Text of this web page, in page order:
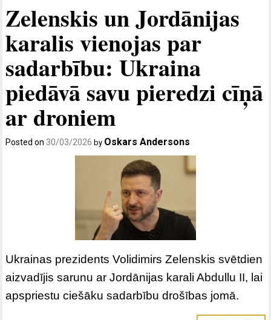
Zelenskis un Jordānijas
karalis vienojas par
sadarbību: Ukraina
piedāvā savu pieredzi cīņā
ar droniem
Posted on 30/03/2026 by Oskars Andersons
Ukrainas prezidents Volidimirs Zelenskis svētdien
aizvadījis sarunu ar Jordānijas karali Abdullu II, lai
apspriestu ciešāku sadarbību drošības jomā.